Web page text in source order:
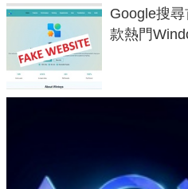
Google搜
款熱門